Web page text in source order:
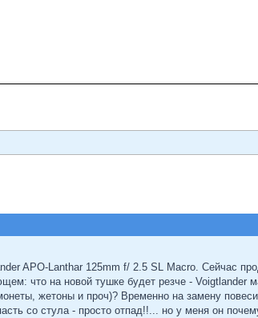
APO-Lanthar 125mm f/ 2.5 SL Macro. Сейчас
что на новой тушке будет резче - Voigtlander
жетоны и проч)? Временно на замену
со стула - просто отпад!!... но у меня он